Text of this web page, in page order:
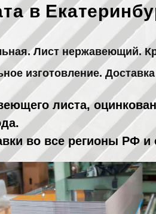
в
Лист нержавеющий.
изготовление.
листа,
во все регионы РФ и